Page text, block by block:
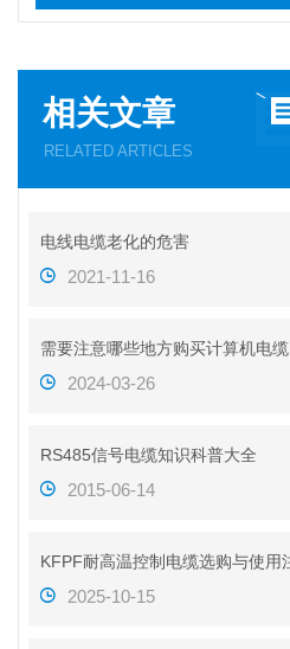
相关文章
RELATED ARTICLES
电线电缆老化的危害
2021-11-16
需要注意哪些地方购买计算机电缆
2024-03-26
RS485信号电缆知识科普大全
2015-06-14
2025-10-15